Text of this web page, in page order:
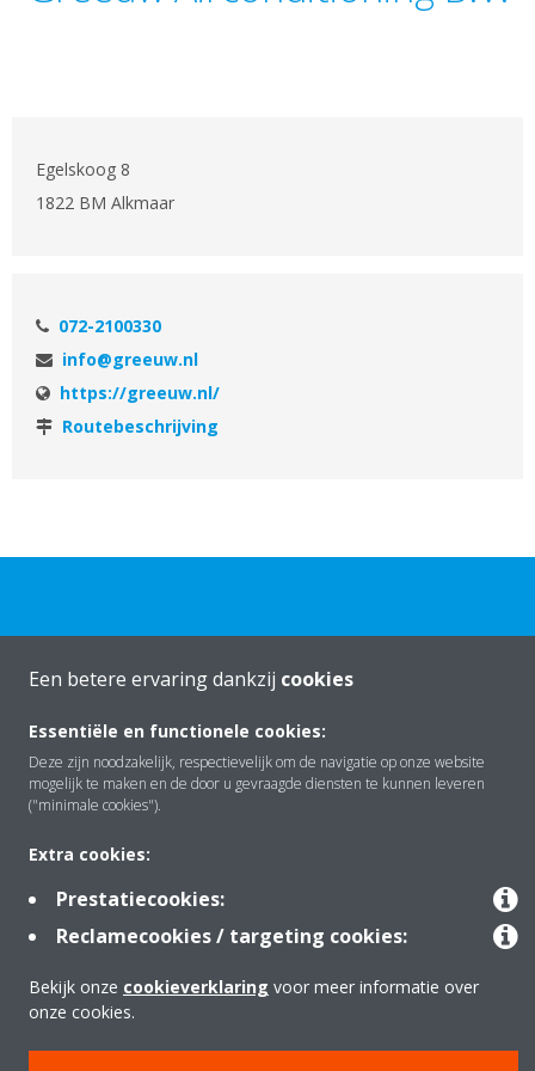
Egelskoog 8
1822 BM Alkmaar
072-2100330
info@greeuw.nl
https://greeuw.nl/
Routebeschrijving
Oplossingen
Een betere ervaring dankzij cookies
Essentiële en functionele cookies:
Deze zijn noodzakelijk, respectievelijk om de navigatie op onze website
mogelijk te maken en de door u gevraagde diensten te kunnen leveren
("minimale cookies").
Extra cookies:
Prestatiecookies:
Reclamecookies / targeting cookies:
Bekijk onze cookieverklaring voor meer informatie over
onze cookies.